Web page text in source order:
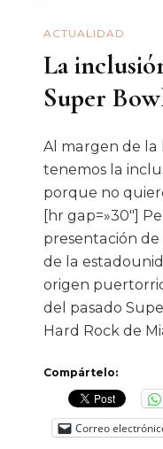
ACTUALIDAD
La
Super
Al margen de la
tenemos la
porque no
[hr gap=»30″]
presentación
de la
origen
del pasado
Hard Rock de
Compártelo:
Correo